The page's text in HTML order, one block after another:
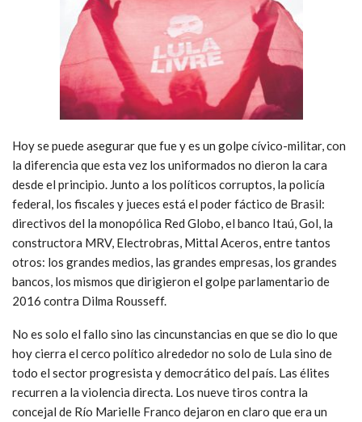
Hoy se puede asegurar que fue y es un golpe cívico-militar, con
la diferencia que esta vez los uniformados no dieron la cara
desde el principio. Junto a los políticos corruptos, la policía
federal, los fiscales y jueces está el poder fáctico de Brasil:
directivos del la monopólica Red Globo, el banco Itaú, Gol, la
constructora MRV, Electrobras, Mittal Aceros, entre tantos
otros: los grandes medios, las grandes empresas, los grandes
bancos, los mismos que dirigieron el golpe parlamentario de
2016 contra Dilma Rousseff.
No es solo el fallo sino las cincunstancias en que se dio lo que
hoy cierra el cerco político alrededor no solo de Lula sino de
todo el sector progresista y democrático del país. Las élites
recurren a la violencia directa. Los nueve tiros contra la
concejal de Río Marielle Franco dejaron en claro que era un